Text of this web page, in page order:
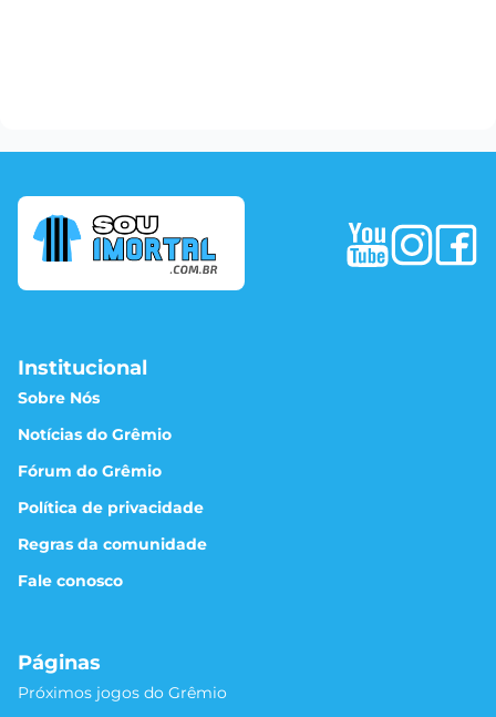
Institucional
Sobre Nós
Notícias do Grêmio
Fórum do Grêmio
Política de privacidade
Regras da comunidade
Fale conosco
Páginas
Próximos jogos do Grêmio